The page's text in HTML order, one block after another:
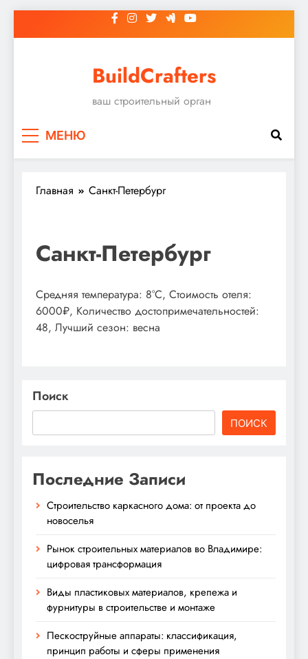
к
BuildCrafters
ваш строительный орган
МЕНЮ
Главная Санкт-Петербург
Санкт-Петербург
Средняя температура: 8°C, Стоимость отеля:
6000₽, Количество достопримечательностей:
48, Лучший сезон: весна
Поиск
ПОИСК
Последние Записи
Строительство каркасного дома: от проекта до
новоселья
Рынок строительных материалов во Владимире:
цифровая трансформация
Виды пластиковых материалов, крепежа и
фурнитуры в строительстве и монтаже
Пескоструйные аппараты: классификация,
принцип работы и сферы применения